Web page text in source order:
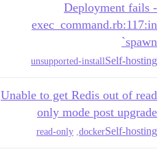
Deployment fails -
exec_command.rb:117:in
`spawn
Self-hosting
unsupported-install
Unable to get Redis out of read
only mode post upgrade
Self-hosting
docker
read-only